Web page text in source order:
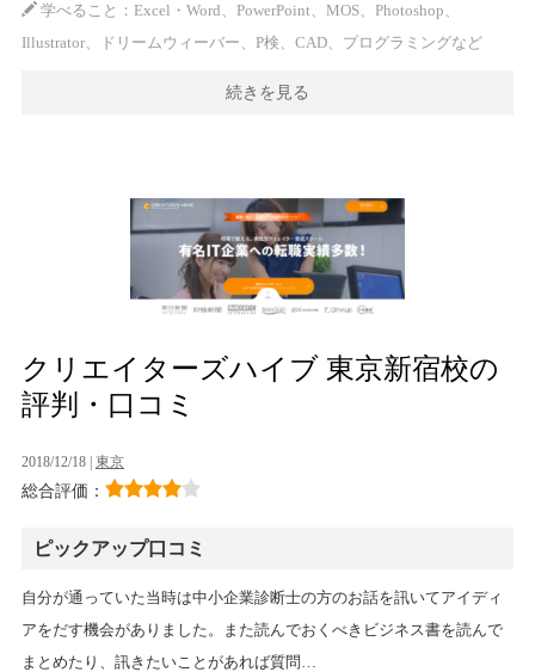
学べること：Excel・Word、PowerPoint、MOS、Photoshop、
Illustrator、ドリームウィーバー、P検、CAD、プログラミングなど
続きを見る
クリエイターズハイブ 東京新宿校の
評判・口コミ
2018/12/18 | 東京
総合評価：
ピックアップ口コミ
自分が通っていた当時は中小企業診断士の方のお話を訊いてアイディ
アをだす機会がありました。また読んでおくべきビジネス書を読んで
まとめたり、訊きたいことがあれば質問…